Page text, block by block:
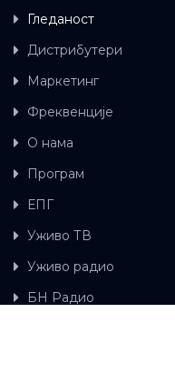
Гледаност
Дистрибутери
Маркетинг
Фреквенције
О нама
Програм
ЕПГ
Уживо ТВ
Уживо радио
БН Радио